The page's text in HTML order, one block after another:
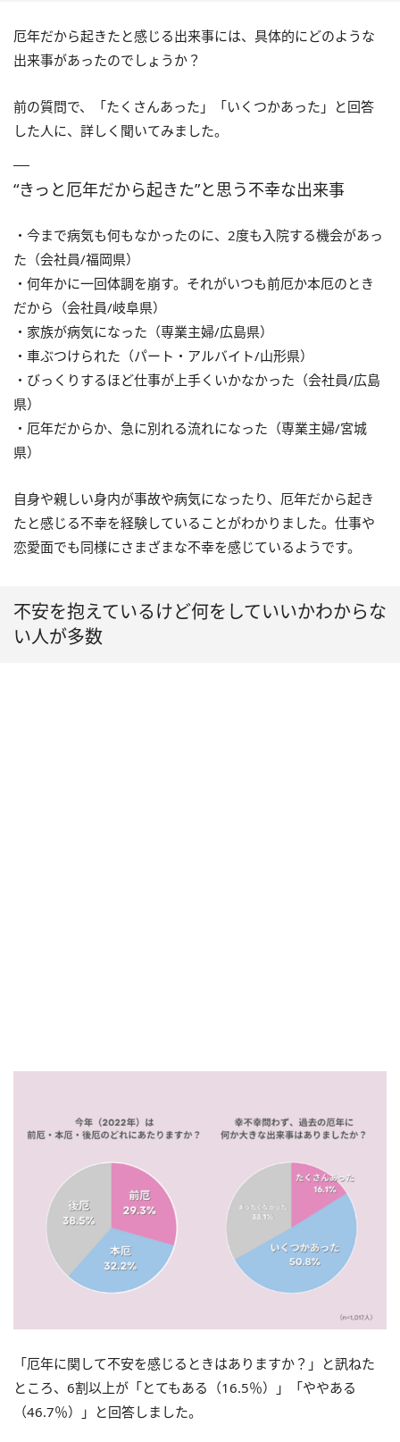
厄年だから起きたと感じる出来事には、具体的にどのような
出来事があったのでしょうか？
前の質問で、「たくさんあった」「いくつかあった」と回答
した人に、詳しく聞いてみました。
“きっと厄年だから起きた”と思う不幸な出来事
・今まで病気も何もなかったのに、2度も入院する機会があっ
た（会社員/福岡県）
・何年かに一回体調を崩す。それがいつも前厄か本厄のとき
だから（会社員/岐阜県）
・家族が病気になった（専業主婦/広島県）
・車ぶつけられた（パート・アルバイト/山形県）
・びっくりするほど仕事が上手くいかなかった（会社員/広島
県）
・厄年だからか、急に別れる流れになった（専業主婦/宮城
県）
自身や親しい身内が事故や病気になったり、厄年だから起き
たと感じる不幸を経験していることがわかりました。仕事や
恋愛面でも同様にさまざまな不幸を感じているようです。
不安を抱えているけど何をしていいかわからな
い人が多数
「厄年に関して不安を感じるときはありますか？」と訊ねた
ところ、6割以上が「とてもある（16.5％）」「ややある
（46.7％）」と回答しました。